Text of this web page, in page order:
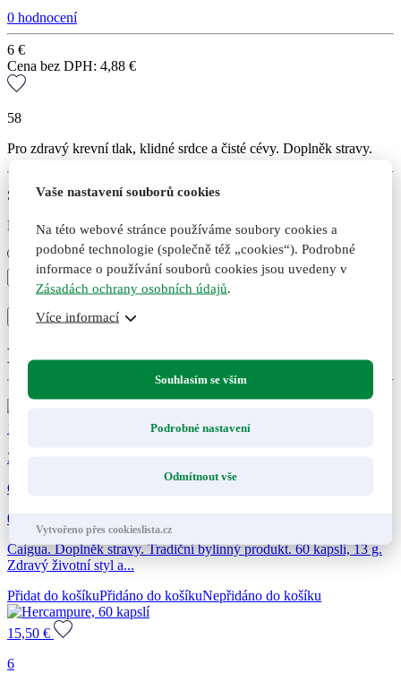
0 hodnocení
6 €
Cena bez DPH: 4,88 €
58
Pro zdravý krevní tlak, klidné srdce a čisté cévy. Doplněk stravy.
Skladem
Expedujeme do druhého dne po uhrazení
Jmelí
originální
bylinné
+
Přidat do košíkuPřidáno
Doporučené kombinace
15,50
3
Caigua, 60 kapslí
0 hodnocení
Caigua. Doplněk stravy. Tradiční bylinný produkt. 60 kapslí, 13 g.
Zdravý životní styl a...
Přidat do košíkuPřidáno do košíkuNepřidáno do košíku
15,50 €
6
Vaše nastavení souborů cookies
Na této webové stránce používáme soubory cookies a
podobné technologie (společně též „cookies“). Podrobné
informace o používání souborů cookies jsou uvedeny v
Zásadách ochrany osobních údajů
Více informací
Souhlasím se vším
Podrobné nastavení
Odmítnout vše
Vytvořeno přes cookieslista.cz